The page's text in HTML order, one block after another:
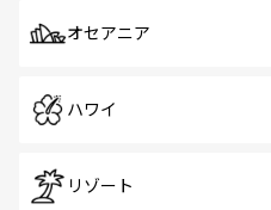
オセアニア
ハワイ
リゾート